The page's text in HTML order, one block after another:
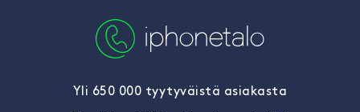
Yli 650 000 tyytyväistä asiakasta